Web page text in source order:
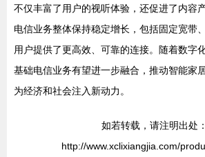
不仅丰富了用户的视听体验，还促进了内容
电信业务整体保持稳定增长，包括固定宽带
用户提供了更高效、可靠的连接。随着数字
基础电信业务有望进一步融合，推动智能家
为经济和社会注入新动力。
如若转载，请注明出处：
http://www.xclixiangjia.com/